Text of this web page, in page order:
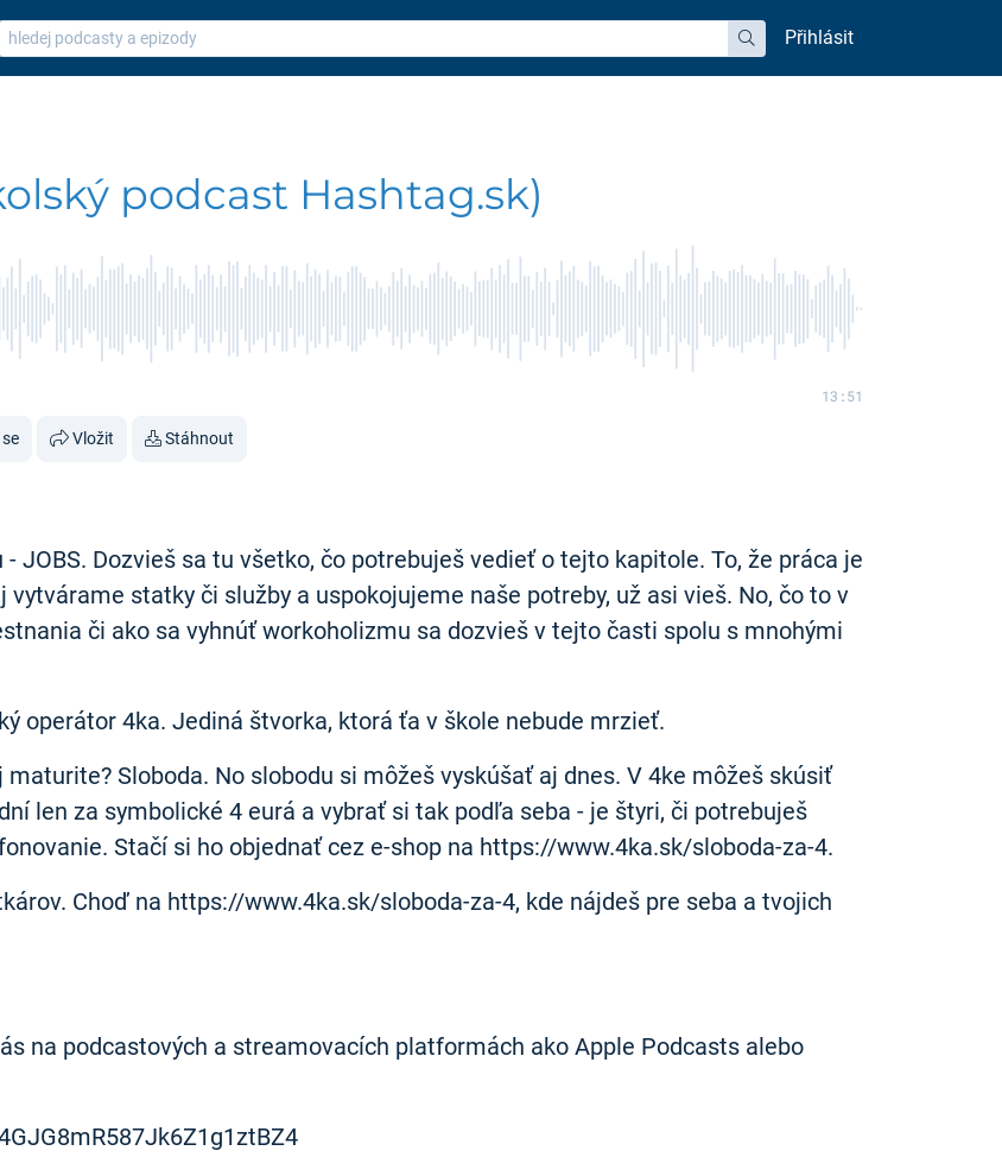
hledat
Přihlásit
podcast Hashtag.sk)
13:51
Vložit Stáhnout
Dozvieš sa tu všetko, čo potrebuješ vedieť o tejto kapitole. To, že práca je
statky či služby a uspokojujeme naše potreby, už asi vieš. No, čo to v
či ako sa vyhnúť workoholizmu sa dozvieš v tejto časti spolu s mnohými
operátor 4ka. Jediná štvorka, ktorá ťa v škole nebude mrzieť.
Sloboda. No slobodu si môžeš vyskúšať aj dnes. V 4ke môžeš skúsiť
len za symbolické 4 eurá a vybrať si tak podľa seba - je štyri, či potrebuješ
Stačí si ho objednať cez e-shop na https://www.4ka.sk/sloboda-za-4.
Choď na https://www.4ka.sk/sloboda-za-4, kde nájdeš pre seba a tvojich
na podcastových a streamovacích platformách ako Apple Podcasts alebo